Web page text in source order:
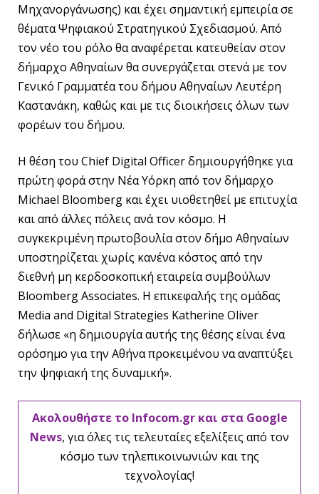
Μηχανοργάνωσης) και έχει σημαντική εμπειρία σε
θέματα Ψηφιακού Στρατηγικού Σχεδιασμού. Από
τον νέο του ρόλο θα αναφέρεται κατευθείαν στον
δήμαρχο Αθηναίων θα συνεργάζεται στενά με τον
Γενικό Γραμματέα του δήμου Αθηναίων Λευτέρη
Καστανάκη, καθώς και με τις διοικήσεις όλων των
φορέων του δήμου.
Η θέση του Chief Digital Officer δημιουργήθηκε για
πρώτη φορά στην Νέα Υόρκη από τον δήμαρχο
Michael Bloomberg και έχει υιοθετηθεί με επιτυχία
και από άλλες πόλεις ανά τον κόσμο. Η
συγκεκριμένη πρωτοβουλία στον δήμο Αθηναίων
υποστηρίζεται χωρίς κανένα κόστος από την
διεθνή μη κερδοσκοπική εταιρεία συμβούλων
Bloomberg Associates. Η επικεφαλής της ομάδας
Media and Digital Strategies Katherine Oliver
δήλωσε «η δημιουργία αυτής της θέσης είναι ένα
ορόσημο για την Αθήνα προκειμένου να αναπτύξει
την ψηφιακή της δυναμική».
Ακολουθήστε το Infocom.gr και στα Google
News, για όλες τις τελευταίες εξελίξεις από τον
κόσμο των τηλεπικοινωνιών και της
τεχνολογίας!